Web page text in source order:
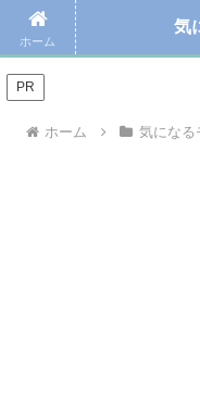
＼Amazonの毎日
PR
ホーム 気になる
ホーム
気